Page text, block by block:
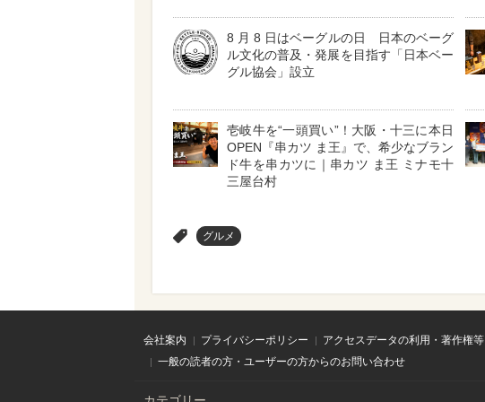
8 月 8 日はベーグルの日 日本のベーグ
ル文化の普及・発展を目指す「日本ベー
グル協会」設立
壱岐牛を“一頭買い”！大阪・十三に本日
OPEN『串カツ ま王』で、希少なブラン
ド牛を串カツに｜串カツ ま王 ミナモ十
三屋台村
グルメ
会社案内 プライバシーポリシー アクセスデータの利用・著作権等
一般の読者の方・ユーザーの方からのお問い合わせ